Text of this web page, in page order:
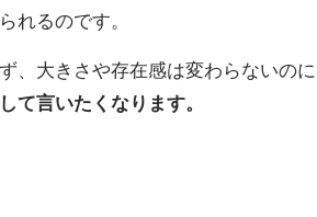
れるのです。
、大きさや存在感は変わらないのに
て言いたくなります。